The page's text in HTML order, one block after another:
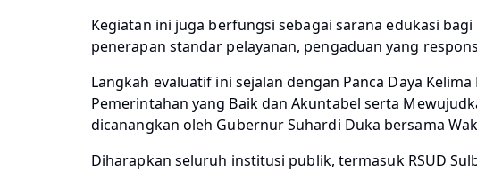
Kegiatan ini juga berfungsi sebagai sarana edukasi
penerapan standar pelayanan, pengaduan yang
Langkah evaluatif ini sejalan dengan Panca Daya
Pemerintahan yang Baik dan Akuntabel serta
dicanangkan oleh Gubernur Suhardi Duka bersama
Diharapkan seluruh institusi publik, termasuk RSUD